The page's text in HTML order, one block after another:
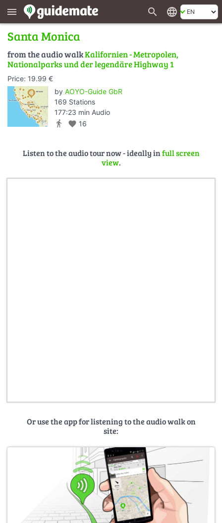
menu search language
Santa Monica
from the audio walkKalifornien - Metropolen,
Nationalparks und der legendäre Highway 1
Price: 19.99 €
by AOYO-Guide GbR
169 Stations
177:23 min Audio
directions_walk favorite 16
Listen to the audio tour now - ideally infull screen
view.
Or use the app for listening to the audio walk on
site: